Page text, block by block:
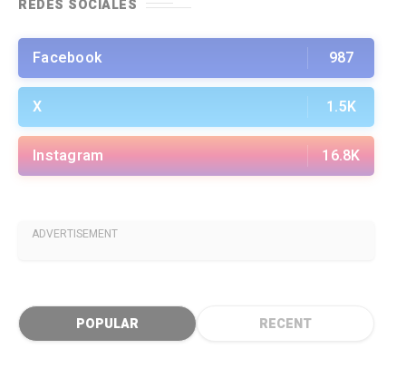
REDES SOCIALES
Facebook 987
X 1.5K
Instagram 16.8K
ADVERTISEMENT
POPULAR RECENT